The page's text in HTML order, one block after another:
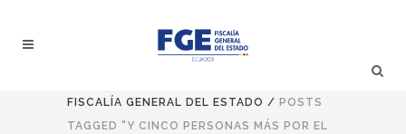
FISCALÍA GENERAL DEL ESTADO / POSTS
TAGGED "Y CINCO PERSONAS MÁS POR EL